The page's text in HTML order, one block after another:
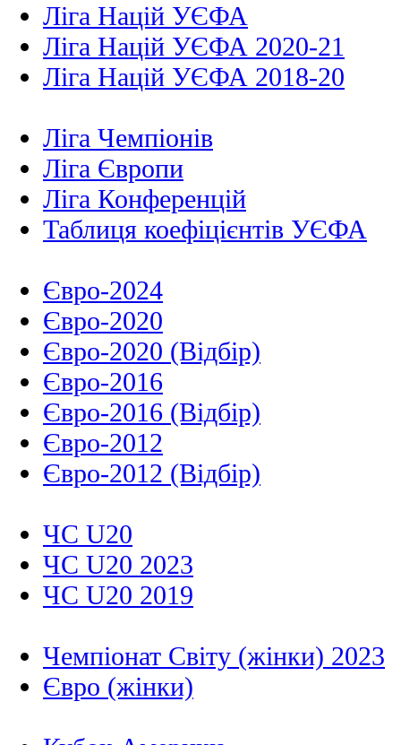
Ліга Націй УЄФА
Ліга Націй УЄФА 2020-21
Ліга Націй УЄФА 2018-20
Ліга Чемпіонів
Ліга Європи
Ліга Конференцій
Таблиця коефіцієнтів УЄФА
Євро-2024
Євро-2020
Євро-2020 (Відбір)
Євро-2016
Євро-2016 (Відбір)
Євро-2012
Євро-2012 (Відбір)
ЧС U20
ЧС U20 2023
ЧС U20 2019
Чемпіонат Світу (жінки) 2023
Євро (жінки)